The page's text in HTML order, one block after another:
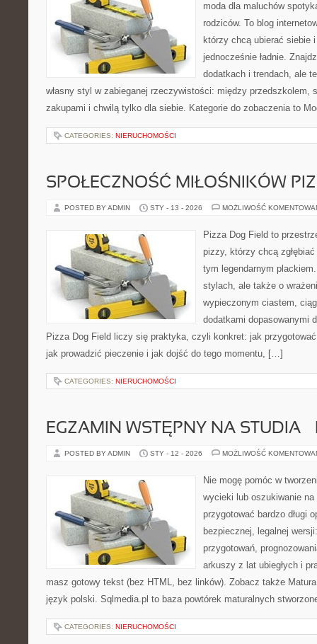
moda dla maluchów
rodziców. To blog
którzy chcą ubierać siebie
jednocześnie ładnie.
dodatkach i trendach, ale
własny styl w zabieganej rzeczywistości: między przedszkolem,
zakupami i chwilą tylko dla siebie. Kategorie do zobaczenia to
CATEGORIES: NIERUCHOMOŚCI
SPOŁECZNOŚĆ MIŁOŚNIKÓW
POSTED BY ADMIN STY - 13 - 2026 MOŻLIWOŚĆ
Pizza Dog Field to
pizzy, którzy chcą
tym legendarnym
stylach, ale także o
wypieczonym ciastem,
dodatkami dopasowanymi
Pizza Dog Field liczy się praktyka, czyli konkret: jak
jak prowadzić pieczenie i jak dojść do tego momentu, […]
CATEGORIES: NIERUCHOMOŚCI
EGZAMIN WSTĘPNY NA STUDIA
POSTED BY ADMIN STY - 12 - 2026 MOŻLIWOŚĆ
Nie mogę pomóc w
wycieki lub oszukiwanie
przygotować bardzo długi
bezpiecznej, legalnej
przygotowań,
arkuszy z lat ubiegłych i
masz gotowy tekst (bez HTML, bez linków). Zobacz także
język polski. Sqlmedia.pl to baza powtórek maturalnych
CATEGORIES: NIERUCHOMOŚCI